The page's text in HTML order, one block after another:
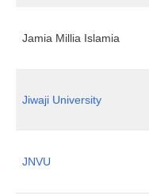
Jamia Millia Islamia
Jiwaji University
JNVU